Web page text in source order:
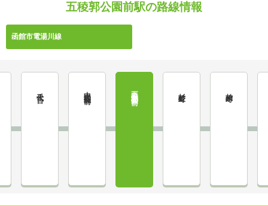
五稜郭公園前駅の路線情報
函館市電湯川線
五稜郭公園前